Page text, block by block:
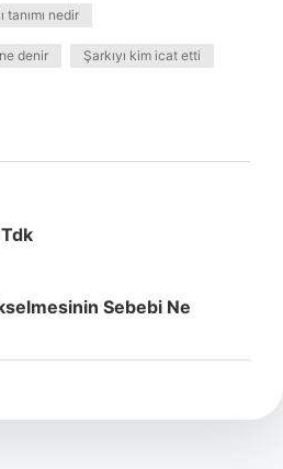
tanımı nedir
denir Şarkıyı kim icat etti
Sebebi Ne